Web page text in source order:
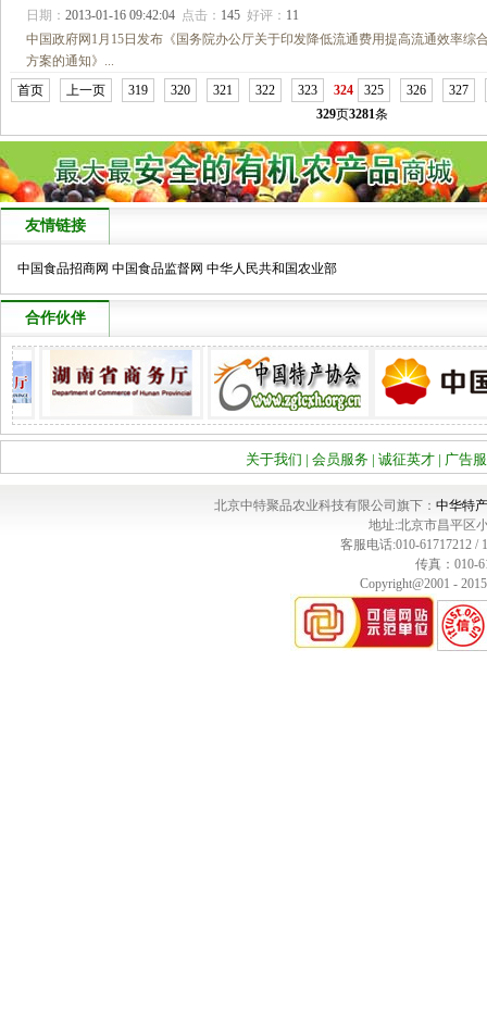
日期： 2013-01-16 09:42:04 点击： 145 好评： 11
中国政府网1月15日发布《国务院办公厅关于印发降低流通费用提高流通效率综
方案的通知》...
首页
上一页 319 320 321 322 323 324 325 326
327
329页3281条
友情链接
中国食品招商网 中国食品监督网 中华人民共和国农业部
合作伙伴
关于我们 | 会员服务 | 诚征英才 | 广告
北京中特聚品农业科技有限公司旗下： 中华特
地址:北京市昌平区
客服电话:010-61717212 /
传真：010-
Copyright@2001 -